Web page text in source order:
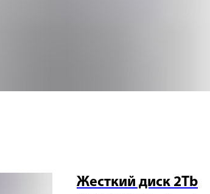
Жесткий диск 2Tb